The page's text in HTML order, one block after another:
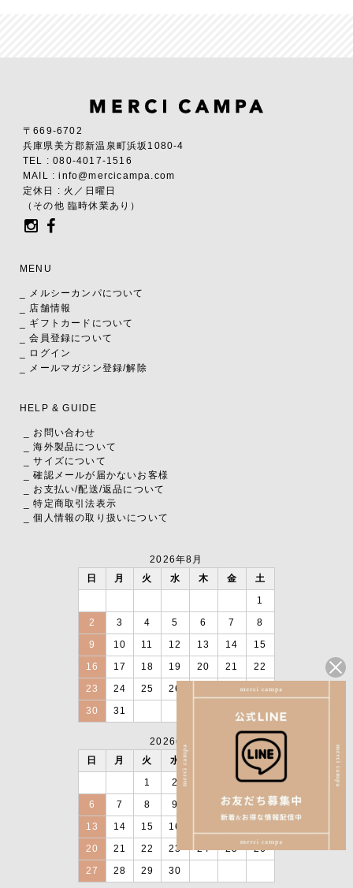
〒669-6702
兵庫県美方郡新温泉町浜坂1080-4
TEL : 080-4017-1516
MAIL : info@mercicampa.com
定休日 : 火／日曜日
（その他 臨時休業あり）
MENU
_ メルシーカンパについて
_ 店舗情報
_ ギフトカードについて
_ 会員登録について
_ ログイン
_ メールマガジン登録/解除
HELP & GUIDE
_ お問い合わせ
_ 海外製品について
_ サイズについて
_ 確認メールが届かないお客様
_ お支払い/配送/返品について
_ 特定商取引法表示
_ 個人情報の取り扱いについて
2026年8月
日
月 火 水 木 金
土
1
2
3 4 5 6 7
8
9
10 11 12 13 14
15
16
17 18 19 20 21
22
23
24 25 26
29
30
31
2026年9月
日
月 火 水
土
1
2
5
6
7 8 9 11
12
13
14 15 16
20
21 22 23 24 25
26
27
28 29 30